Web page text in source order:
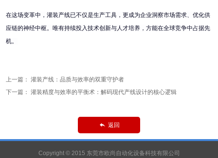
在这场变革中，灌装产线已不仅是生产工具，更成为企业洞察市场需求、优化供
应链的神经中枢。唯有持续投入技术创新与人才培养，方能在全球竞争中占据先
机。
上一篇： 灌装产线：品质与效率的双重守护者
下一篇： 灌装精度与效率的平衡术：解码现代产线设计的核心逻辑
 返回
Copyright © 2015 东莞市欧尚自动化设备科技有限公司